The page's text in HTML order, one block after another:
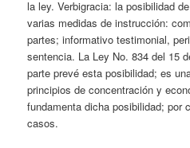
la ley. Verbigracia: la posibilidad
varias medidas de instrucción:
partes; informativo testimonial,
sentencia. La Ley No. 834 del 15
parte prevé esta posibilidad; es
principios de concentración y
fundamenta dicha posibilidad; por
casos.